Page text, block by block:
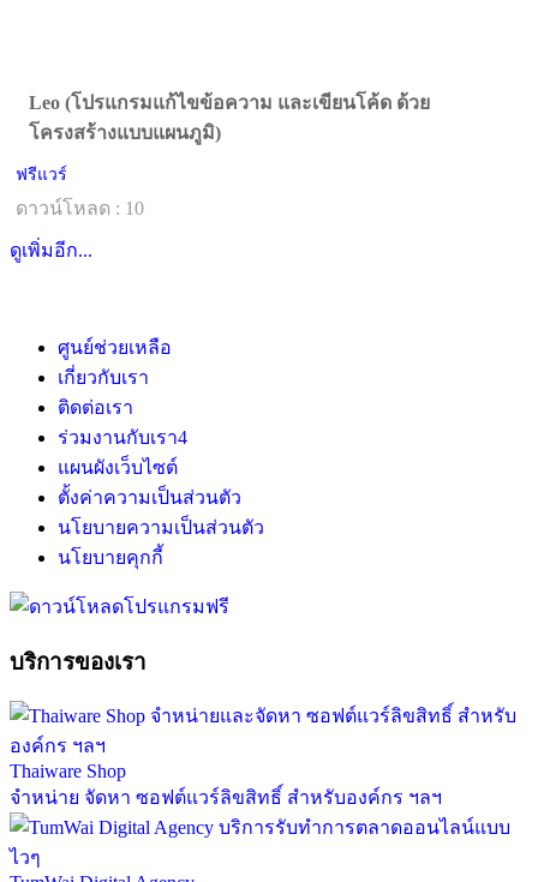
Leo (โปรแกรมแก้ไขข้อความ และเขียนโค้ด ด้วย
โครงสร้างแบบแผนภูมิ)
ฟรีแวร์
ดาวน์โหลด : 10
ดูเพิ่มอีก...
ศูนย์ช่วยเหลือ
เกี่ยวกับเรา
ติดต่อเรา
ร่วมงานกับเรา4
แผนผังเว็บไซต์
ตั้งค่าความเป็นส่วนตัว
นโยบายความเป็นส่วนตัว
นโยบายคุกกี้
บริการของเรา
Thaiware Shop
จำหน่าย จัดหา ซอฟต์แวร์ลิขสิทธิ์ สำหรับองค์กร ฯลฯ